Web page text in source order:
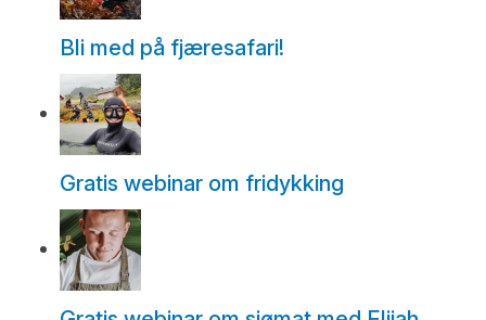
Bli med på fjæresafari!
Gratis webinar om fridykking